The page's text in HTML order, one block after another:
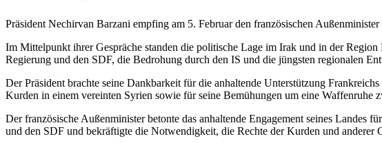
Präsident Nechirvan Barzani empfing am 5. Februar den französischen
Im Mittelpunkt ihrer Gespräche standen die politische Lage im Irak und in der
Regierung und den SDF, die Bedrohung durch den IS und die jüngsten regionalen
Der Präsident brachte seine Dankbarkeit für die anhaltende Unterstützung
Kurden in einem vereinten Syrien sowie für seine Bemühungen um eine Waffenruhe
Der französische Außenminister betonte das anhaltende Engagement seines
und den SDF und bekräftigte die Notwendigkeit, die Rechte der Kurden und anderer